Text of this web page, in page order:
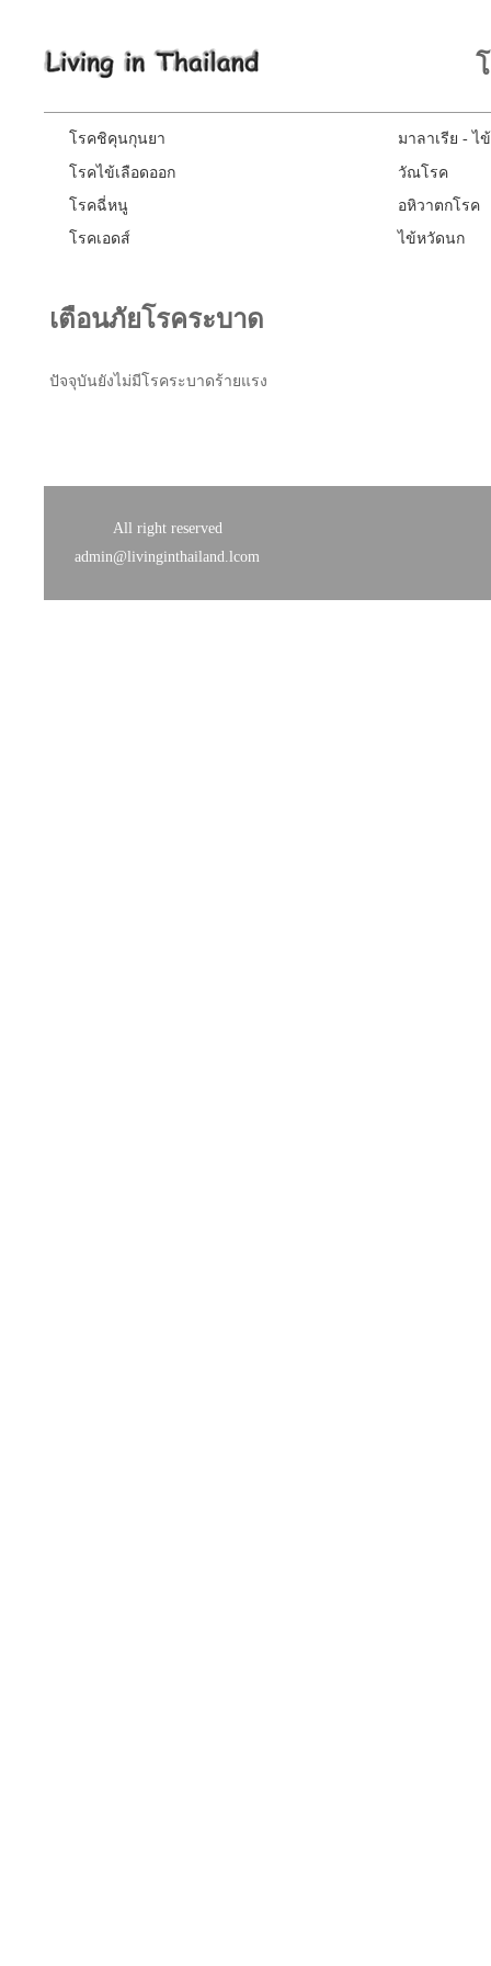
โรคชิคุนกุนยา
โรคไข้เลือดออก
โรคฉี่หนู
โรคเอดส์
มาลาเรีย - ไ
วัณโรค
อหิวาตกโรค
ไข้หวัดนก
เตือนภัยโรคระบาด
ปัจจุบันยังไม่มีโรคระบาดร้ายแรง
All right reserved
admin@livinginthailand.lcom